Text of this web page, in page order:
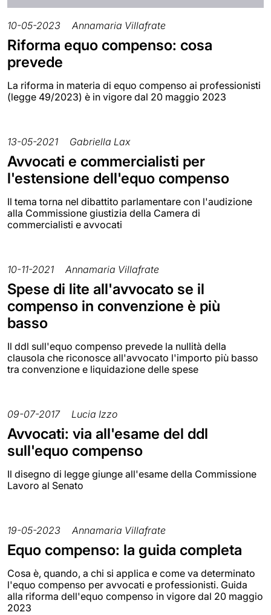
10-05-2023 Annamaria Villafrate
Riforma equo compenso: cosa
prevede
La riforma in materia di equo compenso ai professionisti
(legge 49/2023) è in vigore dal 20 maggio 2023
13-05-2021 Gabriella Lax
Avvocati e commercialisti per
l'estensione dell'equo compenso
Il tema torna nel dibattito parlamentare con l'audizione
alla Commissione giustizia della Camera di
commercialisti e avvocati
10-11-2021 Annamaria Villafrate
Spese di lite all'avvocato se il
compenso in convenzione è più
basso
Il ddl sull'equo compenso prevede la nullità della
clausola che riconosce all'avvocato l'importo più basso
tra convenzione e liquidazione delle spese
09-07-2017 Lucia Izzo
Avvocati: via all'esame del ddl
sull'equo compenso
Il disegno di legge giunge all'esame della Commissione
Lavoro al Senato
19-05-2023 Annamaria Villafrate
Equo compenso: la guida completa
Cosa è, quando, a chi si applica e come va determinato
l'equo compenso per avvocati e professionisti. Guida
alla riforma dell'equo compenso in vigore dal 20 maggio
2023